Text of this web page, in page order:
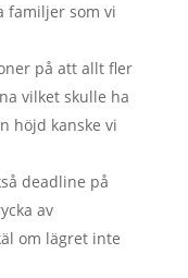
familjer som vi
på att allt fler
vilket skulle ha
höjd kanske vi
deadline på
av
om lägret inte